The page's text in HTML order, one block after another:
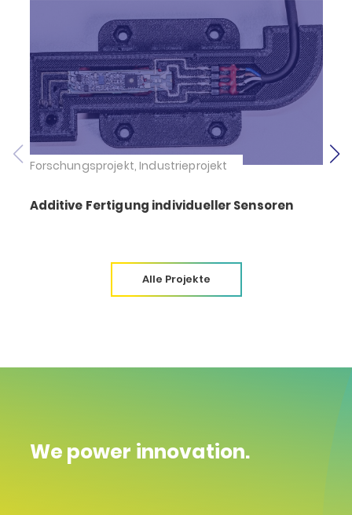
Forschungsprojekt, Industrieprojekt
Additive Fertigung individueller Sensoren
Alle Projekte
We power innovation.